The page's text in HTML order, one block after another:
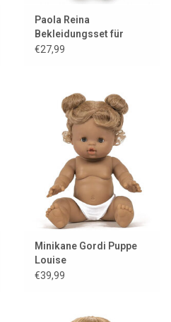
Paola Reina
Bekleidungsset für
Gordi-Puppen
€27,99
Minikane Gordi Puppe
Louise
€39,99